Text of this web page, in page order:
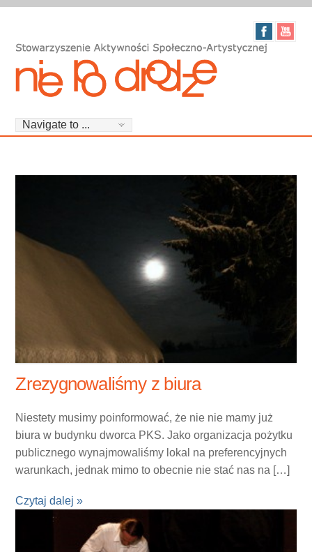
Zrezygnowaliśmy z biura
Niestety musimy poinformować, że nie nie mamy już
biura w budynku dworca PKS. Jako organizacja pożytku
publicznego wynajmowaliśmy lokal na preferencyjnych
warunkach, jednak mimo to obecnie nie stać nas na […]
Czytaj dalej »